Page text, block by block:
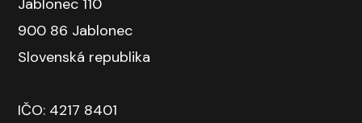
Jablonec 110
900 86 Jablonec
Slovenská republika
IČO: 4217 8401